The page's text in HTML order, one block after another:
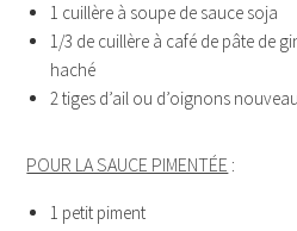
1 cuillère à soupe de sauce soja
1/3 de cuillère à café de pâte de
haché
2 tiges d’ail ou d’oignons
POUR LA SAUCE PIMENTÉE :
1 petit piment